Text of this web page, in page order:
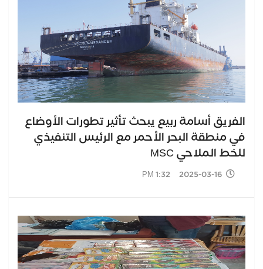
الفريق أسامة ربيع يبحث تأثير تطورات الأوضاع
في منطقة البحر الأحمر مع الرئيس التنفيذي
للخط الملاحي MSC
2025-03-16 1:32 PM